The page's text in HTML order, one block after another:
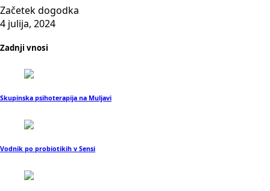
Začetek dogodka
4 julija, 2024
Zadnji vnosi
Skupinska psihoterapija na Muljavi
Vodnik po probiotikih v Sensi